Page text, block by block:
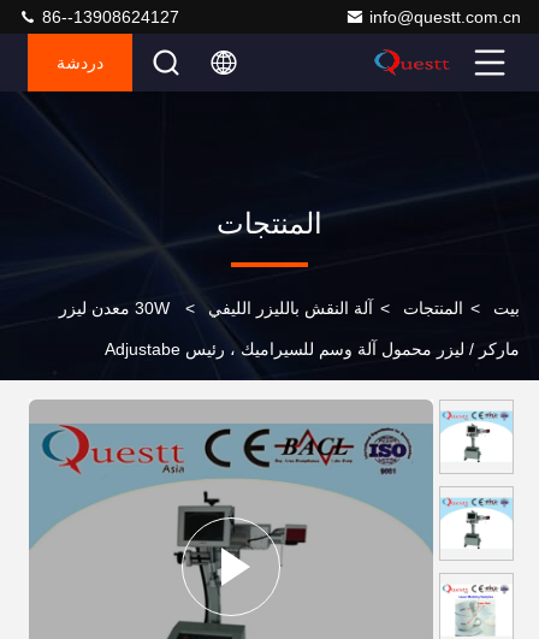
info@questt.com.cn
86--13908624127
دردشة
المنتجات
بيت > المنتجات > آلة النقش بالليزر الليفي > 30W معدن ليزر
ماركر / ليزر محمول آلة وسم للسيراميك ، رئيس Adjustabe